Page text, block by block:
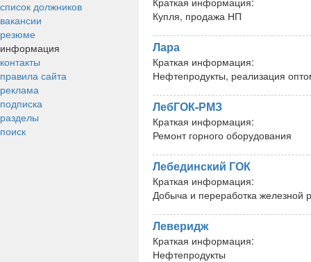
список должников
вакансии
резюме
информация
контакты
правила сайта
реклама
подписка
разделы
поиск
Купля, продажа НП
Лара
Краткая информация:
Нефтепродукты, реализация
ЛебГОК-РМЗ
Краткая информация:
Ремонт горного оборудования
Лебединский ГОК
Краткая информация:
Добыча и переработка железной
Леверидж
Краткая информация:
Нефтепродукты